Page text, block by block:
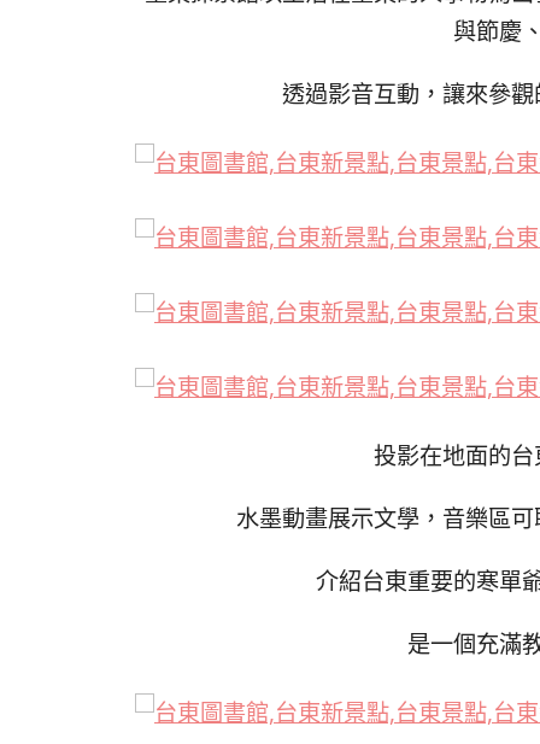
與節慶
透過影音互動，讓來參
投影在地面的
水墨動畫展示文學，音樂區
介紹台東重要的寒單
是一個充滿